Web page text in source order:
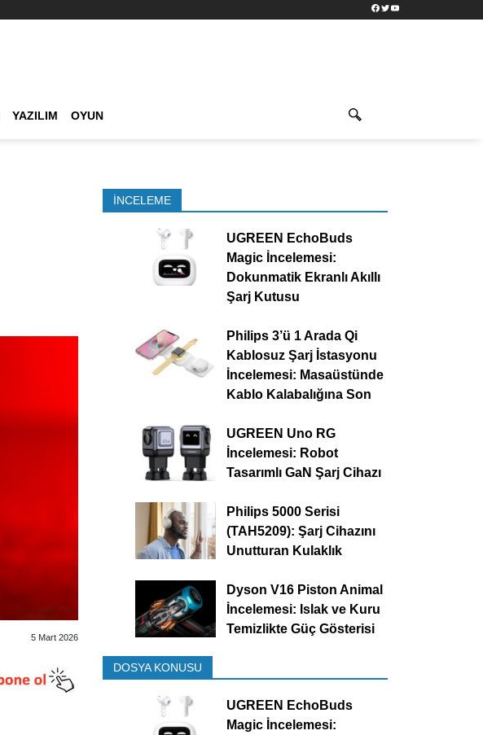
Facebook
TwitterYouTube
YAZILIM OYUN
5 Mart 2026
İNCELEME
UGREEN EchoBuds
Magic İncelemesi:
Dokunmatik Ekranlı Akıllı
Şarj Kutusu
Philips 3’ü 1 Arada Qi
Kablosuz Şarj İstasyonu
İncelemesi: Masaüstünde
Kablo Kalabalığına Son
UGREEN Uno RG
İncelemesi: Robot
Tasarımlı GaN Şarj Cihazı
Philips 5000 Serisi
(TAH5209): Şarj Cihazını
Unutturan Kulaklık
Dyson V16 Piston Animal
İncelemesi: Islak ve Kuru
Temizlikte Güç Gösterisi
DOSYA KONUSU
UGREEN EchoBuds
Magic İncelemesi: